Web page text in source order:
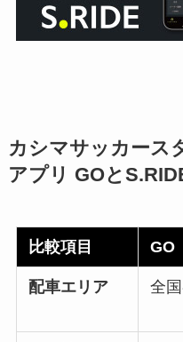
カシマサッカース
アプリ GOと
比較項目 GO
配車エリア 全